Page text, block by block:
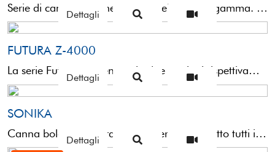
Serie di canne bolognesi al top della nostra gamma. Costruite con l’ausilio della tecnologia WR e caratterizzate ...
Dettagli
FUTURA Z-4000
La serie Futura, presentata in due versioni rispettivamente da 20gr (action medium) e 30gr (action strong), è ...
Dettagli
SONIKA
Canna bolognese veramente interessante sotto tutti i punti di vista. Proposta in quattro misure, dalla 4 metri ...
Dettagli